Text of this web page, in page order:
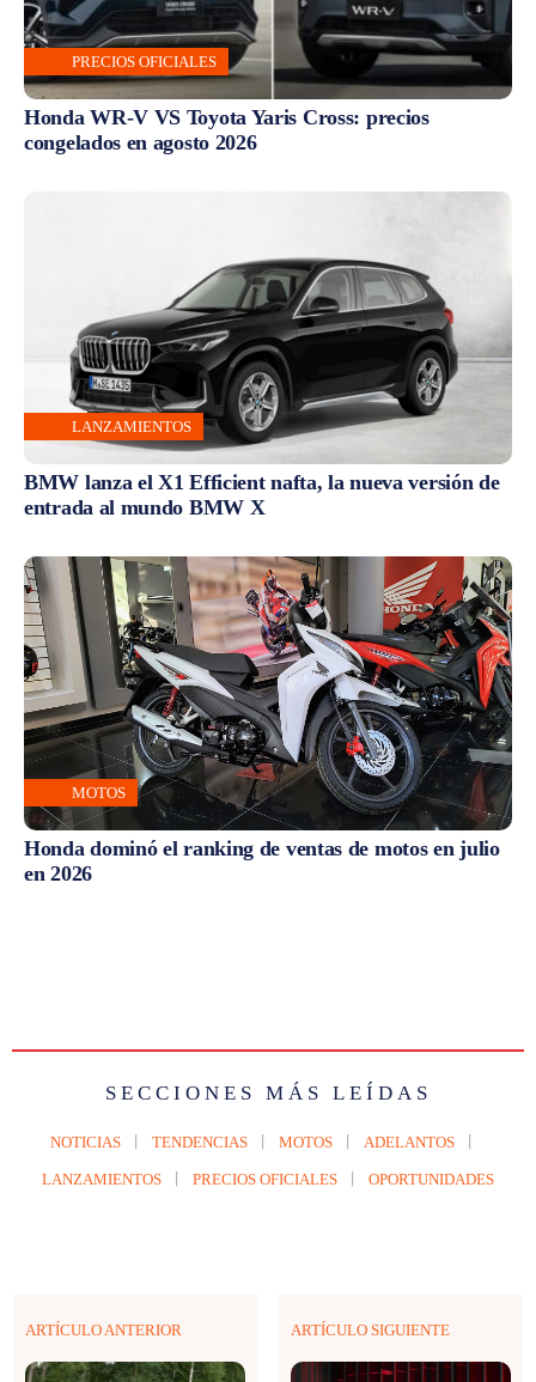
PRECIOS OFICIALES
Honda WR-V VS Toyota Yaris Cross: precios
congelados en agosto 2026
LANZAMIENTOS
BMW lanza el X1 Efficient nafta, la nueva versión de
entrada al mundo BMW X
MOTOS
Honda dominó el ranking de ventas de motos en julio
en 2026
SECCIONES MÁS LEÍDAS
NOTICIAS TENDENCIAS MOTOS ADELANTOS
LANZAMIENTOS PRECIOS OFICIALES OPORTUNIDADES
ARTÍCULO ANTERIOR ARTÍCULO SIGUIENTE